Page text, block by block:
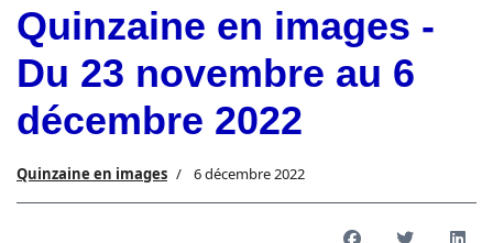
Quinzaine en images -
Du 23 novembre au 6
décembre 2022
Quinzaine en images 6 décembre 2022